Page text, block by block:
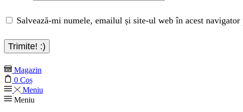
Salvează-mi numele, emailul și site-ul web în acest
Magazin
0 Coș
Meniu
Meniu